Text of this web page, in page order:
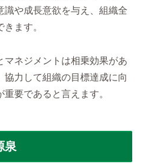
識や成長意欲を与え、組織全
ます。
マネジメントは相乗効果があ
協力して組織の目標達成に向
要であると言えます。
泉